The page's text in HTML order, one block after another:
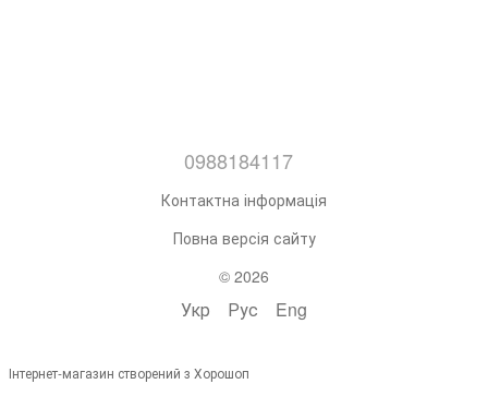
0988184117
Контактна інформація
Повна версія сайту
© 2026
Укр Рус Eng
Інтернет-магазин створений з Хорошоп